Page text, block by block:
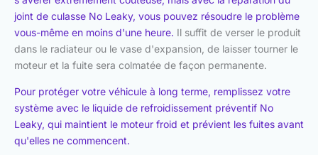
joint de culasse No Leaky, vous pouvez résoudre le problème
vous-même en moins d'une heure. Il suffit de verser le produit
dans le radiateur ou le vase d'expansion, de laisser tourner le
moteur et la fuite sera colmatée de façon permanente.
Pour protéger votre véhicule à long terme, remplissez votre
système avec le liquide de refroidissement préventif No
Leaky, qui maintient le moteur froid et prévient les fuites avant
qu'elles ne commencent.